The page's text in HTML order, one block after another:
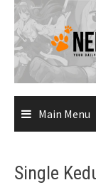
Skip
content
Main Menu
Single